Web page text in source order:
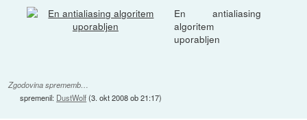
En antialiasing
algoritem
uporabljen
Zgodovina sprememb…
spremenil: DustWolf(3. okt 2008 ob 21:17)